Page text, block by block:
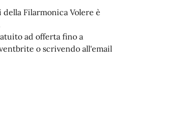
Filarmonica Volere è
ad offerta fino a
o scrivendo all'email